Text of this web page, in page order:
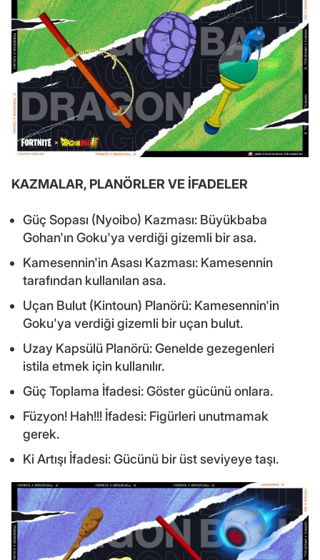
KAZMALAR, PLANÖRLER VE İFADELER
Güç Sopası (Nyoibo) Kazması: Büyükbaba
Gohan'ın Goku'ya verdiği gizemli bir asa.
Kamesennin'in Asası Kazması: Kamesennin
tarafından kullanılan asa.
Uçan Bulut (Kintoun) Planörü: Kamesennin'in
Goku'ya verdiği gizemli bir uçan bulut.
Uzay Kapsülü Planörü: Genelde gezegenleri
istila etmek için kullanılır.
Güç Toplama İfadesi: Göster gücünü onlara.
Füzyon! Hah!!! İfadesi: Figürleri unutmamak
gerek.
Ki Artışı İfadesi: Gücünü bir üst seviyeye taşı.